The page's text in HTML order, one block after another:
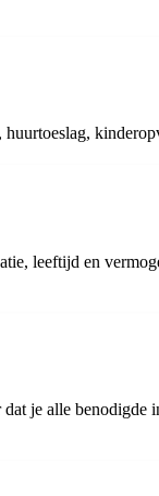
leeftijd en
je alle